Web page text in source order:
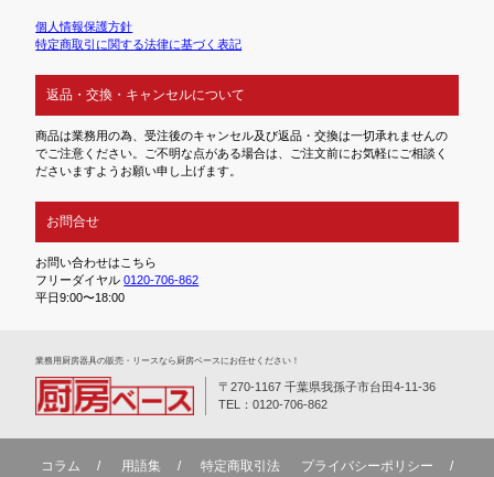
個人情報保護方針
特定商取引に関する法律に基づく表記
返品・交換・キャンセルについて
商品は業務用の為、受注後のキャンセル及び返品・交換は一切承れませんの
でご注意ください。ご不明な点がある場合は、ご注文前にお気軽にご相談く
ださいますようお願い申し上げます。
お問合せ
お問い合わせはこちら
フリーダイヤル0120-706-862
平日9:00〜18:00
業務⽤厨房器具の販売・リースなら厨房ベースにお任せください！
〒270-1167 千葉県我孫子市台田4-11-36
TEL：0120-706-862
コラム 用語集 特定商取引法 プライバシーポリシー